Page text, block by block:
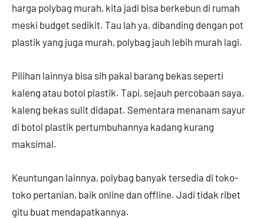
harga polybag murah, kita jadi bisa berkebun di rumah
meski budget sedikit. Tau lah ya, dibanding dengan pot
plastik yang juga murah, polybag jauh lebih murah lagi.
Pilihan lainnya bisa sih pakai barang bekas seperti
kaleng atau botol plastik. Tapi, sejauh percobaan saya,
kaleng bekas sulit didapat. Sementara menanam sayur
di botol plastik pertumbuhannya kadang kurang
maksimal.
Keuntungan lainnya, polybag banyak tersedia di toko-
toko pertanian, baik online dan offline. Jadi tidak ribet
gitu buat mendapatkannya.